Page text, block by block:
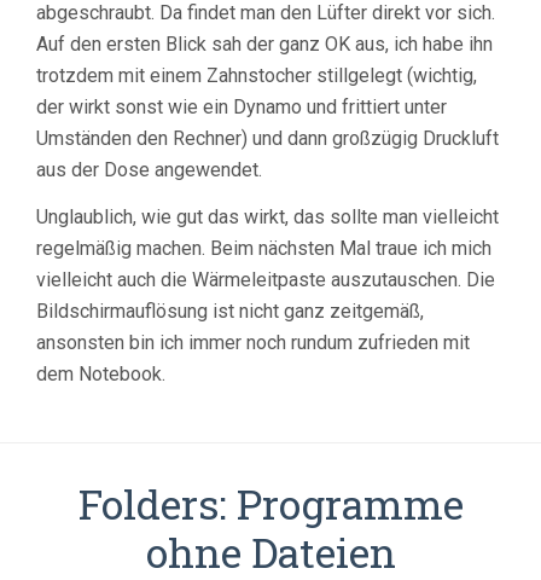
abgeschraubt. Da findet man den Lüfter direkt vor sich.
Auf den ersten Blick sah der ganz OK aus, ich habe ihn
trotzdem mit einem Zahnstocher stillgelegt (wichtig,
der wirkt sonst wie ein Dynamo und frittiert unter
Umständen den Rechner) und dann großzügig Druckluft
aus der Dose angewendet.
Unglaublich, wie gut das wirkt, das sollte man vielleicht
regelmäßig machen. Beim nächsten Mal traue ich mich
vielleicht auch die Wärmeleitpaste auszutauschen. Die
Bildschirmauflösung ist nicht ganz zeitgemäß,
ansonsten bin ich immer noch rundum zufrieden mit
dem Notebook.
Folders: Programme
ohne Dateien